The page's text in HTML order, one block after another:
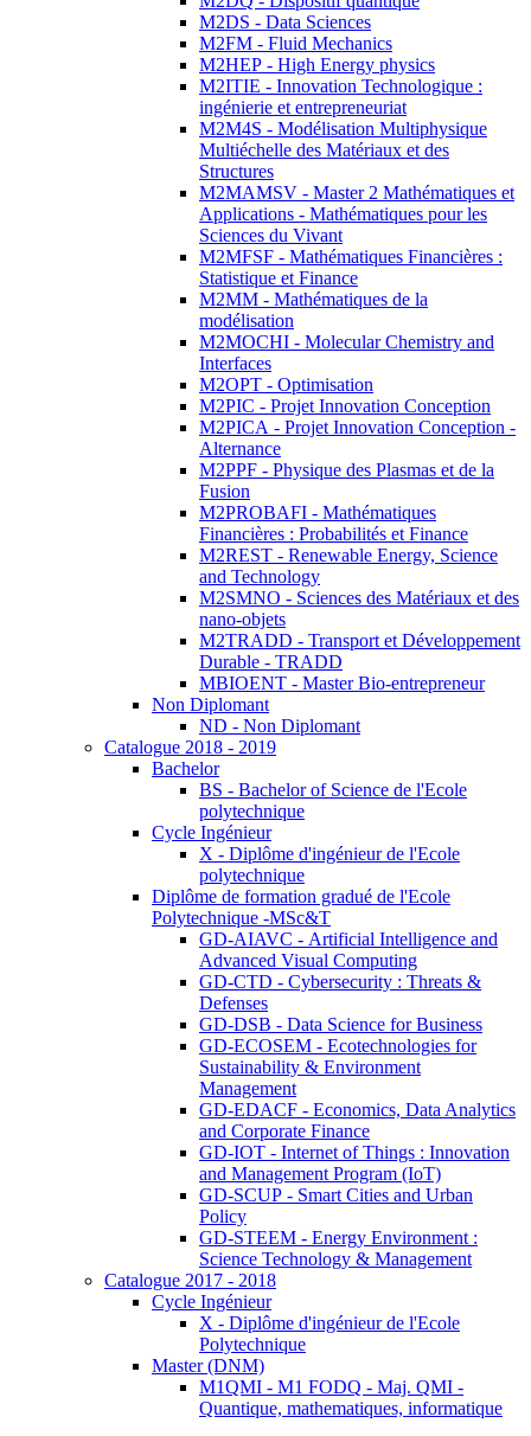
M2DS - Data Sciences
M2FM - Fluid Mechanics
M2HEP - High Energy physics
M2ITIE - Innovation Technologique :
ingénierie et entrepreneuriat
M2M4S - Modélisation Multiphysique
Multiéchelle des Matériaux et des
Structures
M2MAMSV - Master 2 Mathématiques et
Applications - Mathématiques pour les
Sciences du Vivant
M2MFSF - Mathématiques Financières :
Statistique et Finance
M2MM - Mathématiques de la
modélisation
M2MOCHI - Molecular Chemistry and
Interfaces
M2OPT - Optimisation
M2PIC - Projet Innovation Conception
M2PICA - Projet Innovation Conception -
Alternance
M2PPF - Physique des Plasmas et de la
Fusion
M2PROBAFI - Mathématiques
Financières : Probabilités et Finance
M2REST - Renewable Energy, Science
and Technology
M2SMNO - Sciences des Matériaux et des
nano-objets
M2TRADD - Transport et Développement
Durable - TRADD
MBIOENT - Master Bio-entrepreneur
Non Diplomant
ND - Non Diplomant
Catalogue 2018 - 2019
Bachelor
BS - Bachelor of Science de l'Ecole
polytechnique
Cycle Ingénieur
X - Diplôme d'ingénieur de l'Ecole
polytechnique
Diplôme de formation gradué de l'Ecole
Polytechnique -MSc&T
GD-AIAVC - Artificial Intelligence and
Advanced Visual Computing
GD-CTD - Cybersecurity : Threats &
Defenses
GD-DSB - Data Science for Business
GD-ECOSEM - Ecotechnologies for
Sustainability & Environment
Management
GD-EDACF - Economics, Data Analytics
and Corporate Finance
GD-IOT - Internet of Things : Innovation
and Management Program (IoT)
GD-SCUP - Smart Cities and Urban
Policy
GD-STEEM - Energy Environment :
Science Technology & Management
Catalogue 2017 - 2018
Cycle Ingénieur
X - Diplôme d'ingénieur de l'Ecole
Polytechnique
Master (DNM)
M1QMI - M1 FODQ - Maj. QMI -
Quantique, mathematiques, informatique